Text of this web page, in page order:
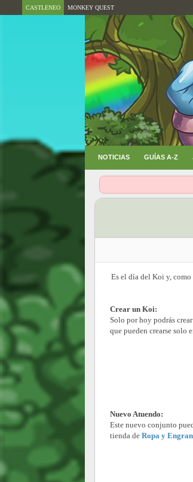
CASTLENEO MONKEY QUEST
NOTICIAS GUÍAS A-Z
Es el día del Koi y, como
Crear un Koi:
Solo por hoy podrás
que pueden crearse solo
Nuevo Atuendo:
Este nuevo conjunto
tienda de Ropa y